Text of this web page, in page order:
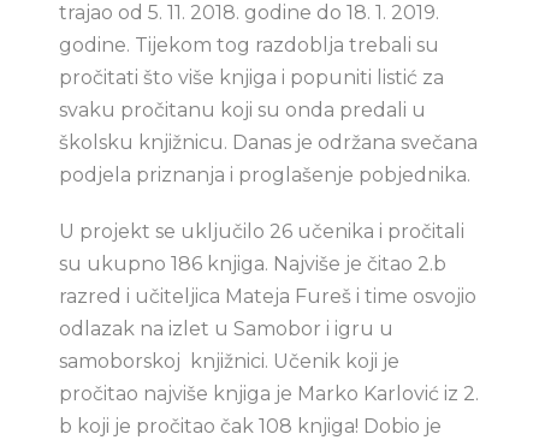
trajao od 5. 11. 2018. godine do 18. 1. 2019.
godine. Tijekom tog razdoblja trebali su
pročitati što više knjiga i popuniti listić za
svaku pročitanu koji su onda predali u
školsku knjižnicu. Danas je održana svečana
podjela priznanja i proglašenje pobjednika.
U projekt se uključilo 26 učenika i pročitali
su ukupno 186 knjiga. Najviše je čitao 2.b
razred i učiteljica Mateja Fureš i time osvojio
odlazak na izlet u Samobor i igru u
samoborskoj knjižnici. Učenik koji je
pročitao najviše knjiga je Marko Karlović iz 2.
b koji je pročitao čak 108 knjiga! Dobio je